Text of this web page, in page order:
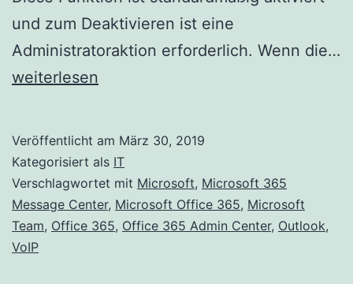
und zum Deaktivieren ist eine
Administratoraktion erforderlich. Wenn die…
Voicemail
für
alle
VoIP-
Benutzer
weiterlesen
Veröffentlicht am März 30, 2019
Kategorisiert als IT
Verschlagwortet mit Microsoft, Microsoft 365
Message Center, Microsoft Office 365, Microsoft
Team, Office 365, Office 365 Admin Center, Outlook,
VoIP